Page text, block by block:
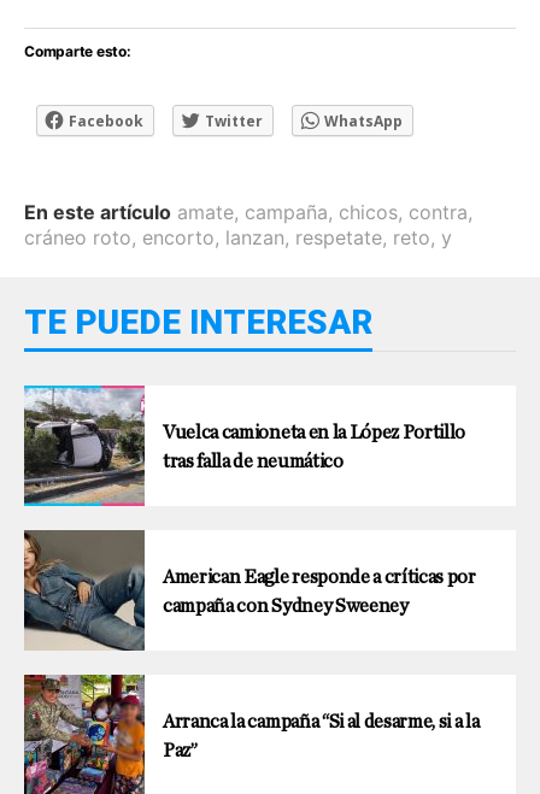
Comparte esto:
Facebook Twitter WhatsApp
En este artículo amate, campaña, chicos, contra,
cráneo roto, encorto, lanzan, respetate, reto, y
TE PUEDE INTERESAR
Vuelca camioneta en la López Portillo
tras falla de neumático
American Eagle responde a críticas por
campaña con Sydney Sweeney
Arranca la campaña “Si al desarme, si a la
Paz”